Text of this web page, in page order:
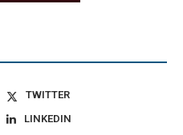
TWITTER
LINKEDIN